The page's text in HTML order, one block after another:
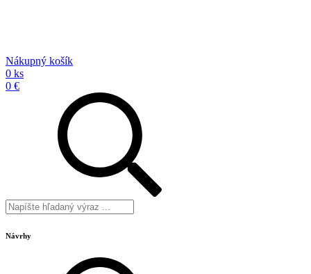
Nákupný košík
0 ks
0 €
Návrhy